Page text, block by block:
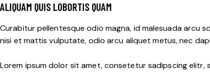
ALIQUAM QUIS LOBORTIS QUAM
Curabitur pellentesque odio magna, id malesuada arcu
nisi et mattis vulputate, odio arcu aliquet metus, nec
Lorem ipsum dolor sit amet, consetetur sadipscing